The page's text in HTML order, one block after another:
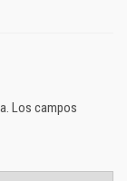
Los campos